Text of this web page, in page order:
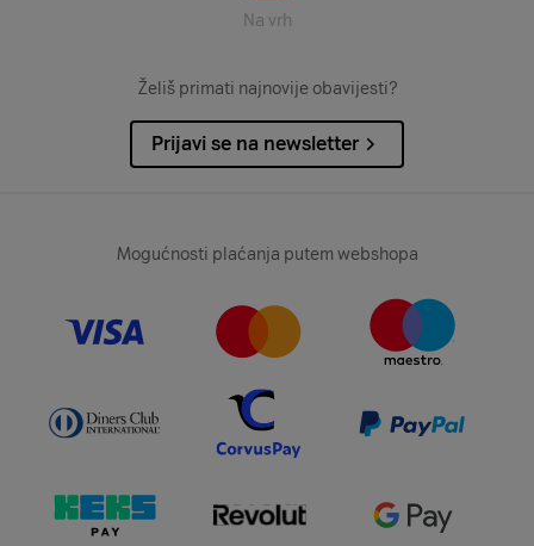
Na vrh
Želiš primati najnovije obavijesti?
Prijavi se na newsletter
Mogućnosti plaćanja putem webshopa